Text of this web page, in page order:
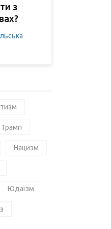
з
Нацизм
Юдаїзм